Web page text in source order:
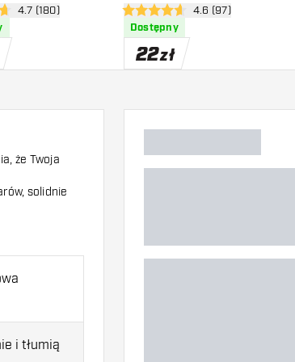
otwórz panel recenzji
oceny
4.7 (180) otwórz panel
4.6 gwiazdki oceny4.6 (97)
Dostępny
22zł
że Twoja
solidnie
i tłumią